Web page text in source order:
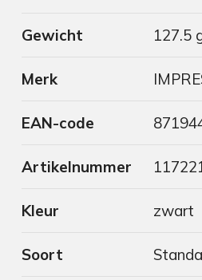
Gewicht 127.5
Merk
EAN-code
Artikelnummer
Kleur zwart
Soort